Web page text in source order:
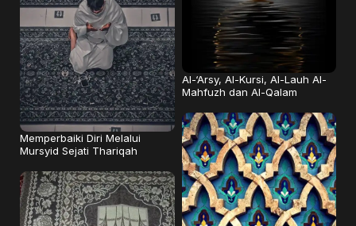
Memperbaiki Diri Melalui
Mursyid Sejati Thariqah
Al-‘Arsy, Al-Kursi, Al-Lauh Al-
Mahfuzh dan Al-Qalam